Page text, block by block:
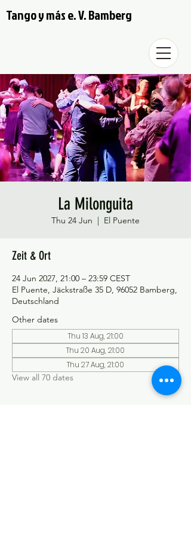
Tango y más e. V. Bamberg
La Milonguita
Thu 24 Jun
  |
El Puente
Zeit & Ort
24 Jun 2027, 21:00 – 23:59 CEST
El Puente, Jäckstraße 35 D, 96052 Bamberg,
Deutschland
Other dates
Thu 13 Aug, 21:00
Thu 20 Aug, 21:00
Thu 27 Aug, 21:00
View all 70 dates